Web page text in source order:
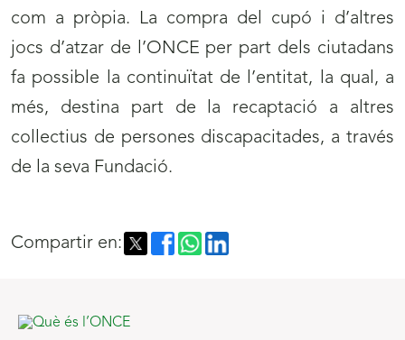
com a pròpia. La compra del cupó i d’altres
jocs d’atzar de l’ONCE per part dels ciutadans
fa possible la continuïtat de l’entitat, la qual, a
més, destina part de la recaptació a altres
collectius de persones discapacitades, a través
de la seva Fundació.
Compartir en: